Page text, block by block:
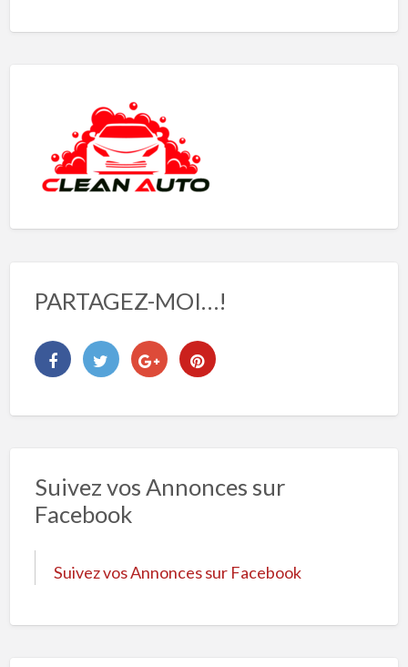
PARTAGEZ-MOI…!
Suivez vos Annonces sur
Facebook
Suivez vos Annonces sur Facebook